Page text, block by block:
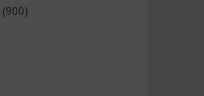
(900)